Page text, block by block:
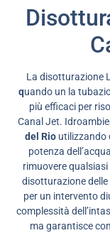
La disotturazione
quando un la
più efficaci per
Canal Jet.
del Rioutilizzando
potenza
rimuovere
disotturazione
per un intervento
complessità
ma garantisce